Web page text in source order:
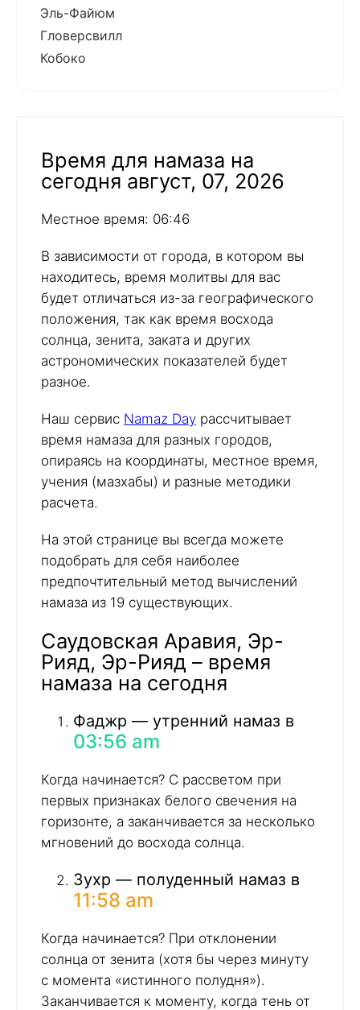
Эль-Файюм
Гловерсвилл
Кобоко
Время для намаза на
сегодня август, 07, 2026
Местное время: 06:46
В зависимости от города, в котором вы
находитесь, время молитвы для вас
будет отличаться из-за географического
положения, так как время восхода
солнца, зенита, заката и других
астрономических показателей будет
разное.
Наш сервис Namaz Day рассчитывает
время намаза для разных городов,
опираясь на координаты, местное время,
учения (мазхабы) и разные методики
расчета.
На этой странице вы всегда можете
подобрать для себя наиболее
предпочтительный метод вычислений
намаза из 19 существующих.
Саудовская Аравия, Эр-
Рияд, Эр-Рияд – время
намаза на сегодня
Фаджр — утренний намаз в
03:56 am
Когда начинается? С рассветом при
первых признаках белого свечения на
горизонте, а заканчивается за несколько
мгновений до восхода солнца.
Зухр — полуденный намаз в
11:58 am
Когда начинается? При отклонении
солнца от зенита (хотя бы через минуту
с момента «истинного полудня»).
Заканчивается к моменту, когда тень от